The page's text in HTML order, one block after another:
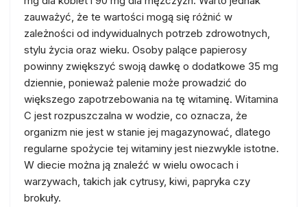
zauważyć, że te wartości mogą się różnić w
zależności od indywidualnych potrzeb zdrowotnych,
stylu życia oraz wieku. Osoby palące papierosy
powinny zwiększyć swoją dawkę o dodatkowe 35 mg
dziennie, ponieważ palenie może prowadzić do
większego zapotrzebowania na tę witaminę. Witamina
C jest rozpuszczalna w wodzie, co oznacza, że
organizm nie jest w stanie jej magazynować, dlatego
regularne spożycie tej witaminy jest niezwykle istotne.
W diecie można ją znaleźć w wielu owocach i
warzywach, takich jak cytrusy, kiwi, papryka czy
brokuły.